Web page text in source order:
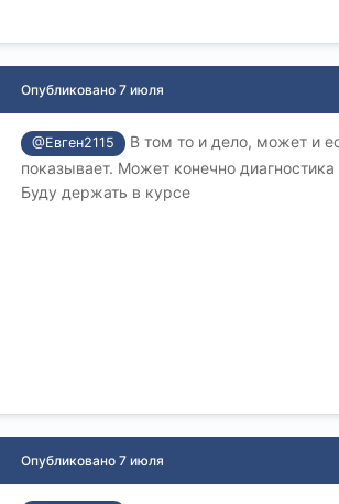
Опубликовано 7 июля
@Евген2115
В том то и дело, может и
показывает. Может конечно
Буду держать в курсе
Опубликовано 7 июля